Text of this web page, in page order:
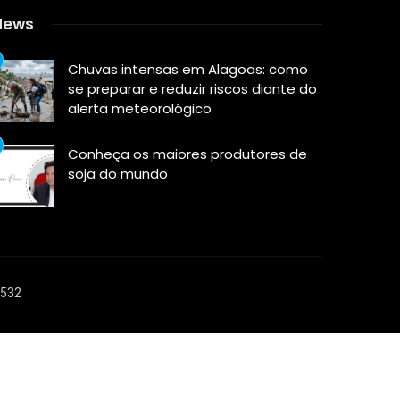
Chuvas intensas em Alagoas: como
se preparar e reduzir riscos diante do
alerta meteorológico
Conheça os maiores produtores de
soja do mundo